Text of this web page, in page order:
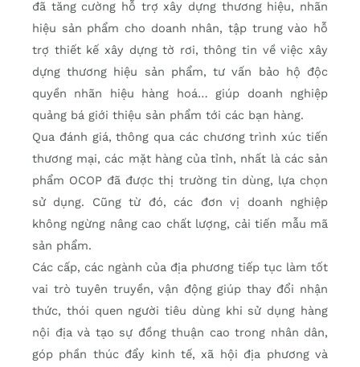
đã tăng cường hỗ trợ xây dựng thương hiệu, nhãn
hiệu sản phẩm cho doanh nhân, tập trung vào hỗ
trợ thiết kế xây dựng tờ rơi, thông tin về việc xây
dựng thương hiệu sản phẩm, tư vấn bảo hộ độc
quyền nhãn hiệu hàng hoá… giúp doanh nghiệp
quảng bá giới thiệu sản phẩm tới các bạn hàng.
Qua đánh giá, thông qua các chương trình xúc tiến
thương mại, các mặt hàng của tỉnh, nhất là các sản
phẩm OCOP đã được thị trường tin dùng, lựa chọn
sử dụng. Cũng từ đó, các đơn vị doanh nghiệp
không ngừng nâng cao chất lượng, cải tiến mẫu mã
sản phẩm.
Các cấp, các ngành của địa phương tiếp tục làm tốt
vai trò tuyên truyền, vận động giúp thay đổi nhận
thức, thói quen người tiêu dùng khi sử dụng hàng
nội địa và tạo sự đồng thuận cao trong nhân dân,
góp phần thúc đẩy kinh tế, xã hội địa phương và